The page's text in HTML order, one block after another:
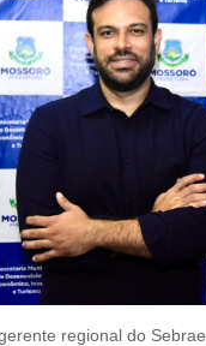
regional do Sebrae